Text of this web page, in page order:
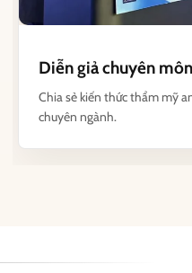
Diễn giả chuyên môn
Chia sẻ kiến thức thẩm mỹ
chuyên ngành.